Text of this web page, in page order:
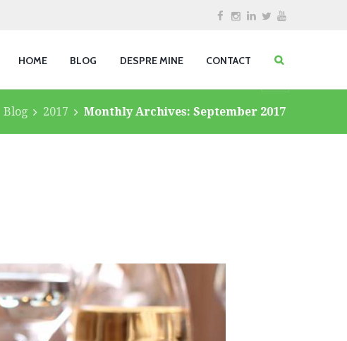
HOME BLOG DESPRE MINE CONTACT
Blog 2017 Monthly Archives: September 2017